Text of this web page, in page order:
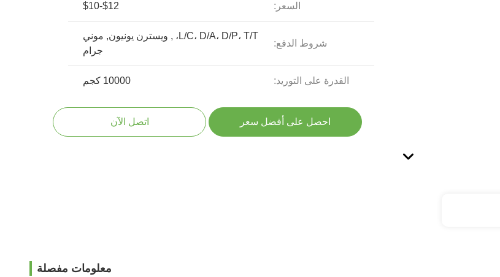
السعر: $12-$10
شروط الدفع:
L/C، D/A، D/P، T/T، , ويسترن يونيون, موني
جرام
القدرة على التوريد: 10000 كجم
احصل على أفضل سعر اتصل الآن
معلومات مفصلة